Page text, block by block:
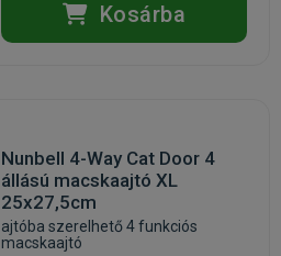
Kosárba
Nunbell 4-Way Cat Door 4
állású macskaajtó XL
25x27,5cm
ajtóba szerelhető 4 funkciós
macskaajtó